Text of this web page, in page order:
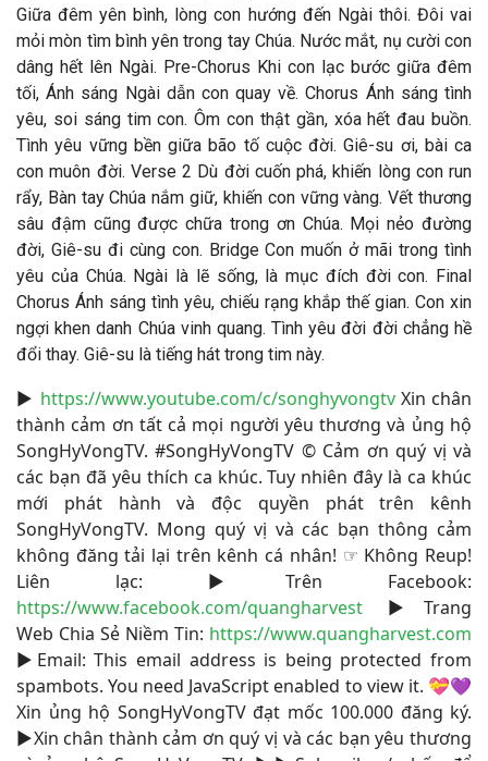
Giữa đêm yên bình, lòng con hướng đến Ngài thôi. Đôi vai
mỏi mòn tìm bình yên trong tay Chúa. Nước mắt, nụ cười con
dâng hết lên Ngài. Pre-Chorus Khi con lạc bước giữa đêm
tối, Ánh sáng Ngài dẫn con quay về. Chorus Ánh sáng tình
yêu, soi sáng tim con. Ôm con thật gần, xóa hết đau buồn.
Tình yêu vững bền giữa bão tố cuộc đời. Giê-su ơi, bài ca
con muôn đời. Verse 2 Dù đời cuốn phá, khiến lòng con run
rẩy, Bàn tay Chúa nắm giữ, khiến con vững vàng. Vết thương
sâu đậm cũng được chữa trong ơn Chúa. Mọi nẻo đường
đời, Giê-su đi cùng con. Bridge Con muốn ở mãi trong tình
yêu của Chúa. Ngài là lẽ sống, là mục đích đời con. Final
Chorus Ánh sáng tình yêu, chiếu rạng khắp thế gian. Con xin
ngợi khen danh Chúa vinh quang. Tình yêu đời đời chẳng hề
đổi thay. Giê-su là tiếng hát trong tim này.
▶ https://www.youtube.com/c/songhyvongtv​ Xin chân
thành cảm ơn tất cả mọi người yêu thương và ủng hộ
SongHyVongTV. #SongHyVongTV​ © Cảm ơn quý vị và
các bạn đã yêu thích ca khúc. Tuy nhiên đây là ca khúc
mới phát hành và độc quyền phát trên kênh
SongHyVongTV. Mong quý vị và các bạn thông cảm
không đăng tải lại trên kênh cá nhân! ☞ Không Reup!
Liên lạc: ▶Trên Facebook:
https://www.facebook.com/quangharvest ▶Trang
Web Chia Sẻ Niềm Tin: https://www.quangharvest.com
▶Email:This email address is being protected from
spambots. You need JavaScript enabled to view it. 💝💜
Xin ủng hộ SongHyVongTV đạt mốc 100.000 đăng ký.
▶Xin chân thành cảm ơn quý vị và các bạn yêu thương